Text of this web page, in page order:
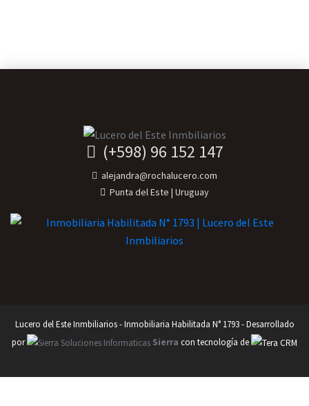
(+598) 96 152 147
alejandra@rochalucero.com
Punta del Este | Uruguay
Lucero del Este Inmbiliarios - Inmobiliaria Habilitada N° 1793 - Desarrollado
por
Sierra con tecnología de